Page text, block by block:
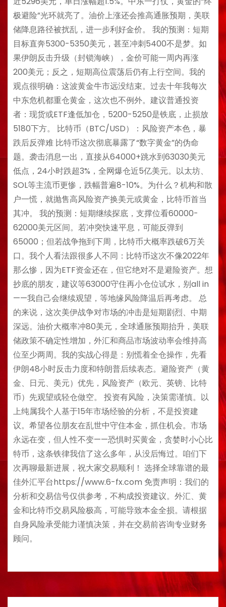
极避险”光环就亮了。油价上涨还会推高通胀预期，美联
储降息路径被扰乱，进一步利好金价。 我的预测：短期
目标直奔5300-5350美元，甚至冲刺5400不是梦。如
果伊朗反击升级（封锁海峡），金价可能一周内再涨
200美元；反之，短期高位震荡后仍有上行空间。我的
观点很明确：这波黄金牛市远没结束。过去十年我每次
中东危机都重仓黄金，这次也不例外。建议普通投资
者：现货或ETF逢低加仓，5200-5250是铁底，止损放
5180下方。 比特币（BTC/USD）：风险资产本色，暴
跌后反弹难 比特币这次彻底暴露了“数字黄金”的伪命
题。袭击消息一出，直接从64000+跳水到63030美元
低点，24小时跌超3%，全网爆仓近5亿美元。以太坊、
SOL等主流币更惨，跌幅普遍8-10%。为什么？机构和散
户一慌，就抛售高风险资产换美元或黄金，比特币首当
其冲。 我的预测：短期继续探底，支撑位看60000-
62000美元区间。若冲突快速平息，可能反弹到
65000；但若战争拖到下周，比特币大概率跌破6万关
口。我个人看法跟很多人不同：比特币这次不像2022年
那么惨，因为ETF资金还在，但它绝对不是避险资产。想
抄底的朋友，建议等63000守住再小仓位试水，别all in
——我自己会继续观望，等地缘风险降温后再考虑。 总
的来说，这次美伊战争对市场的冲击是短期剧烈、中期
深远。油价大概率冲80美元，全球通胀预期抬升，美联
储政策不确定性增加，外汇和商品市场波动率会维持高
位至少两周。我的实战心得是：别慌着全仓操作，先看
伊朗48小时反击力度和特朗普后续表态。避险资产（黄
金、日元、美元）优先，风险资产（欧元、英镑、比特
币）先观望或轻仓做空。 投资有风险，决策需谨慎。以
上纯属我个人基于15年市场经验的分析，不是投资建
议。希望各位朋友在乱世中守住本金，抓住机会。市场
永远在变，但人性不变——恐惧时买黄金，贪婪时小心比
特币，这条铁律我信了这么多年，从没后悔过。咱们下
次再聊最新进展，祝大家交易顺利！ 选择全球靠谱的最
佳外汇平台https://www.6-fx.com 免责声明：我们的
分析和交易信号仅供参考，不构成投资建议。外汇、黄
金和比特币交易风险极高，可能导致本金全损。请根据
自身风险承受能力谨慎决策，并在交易前咨询专业财务
顾问。